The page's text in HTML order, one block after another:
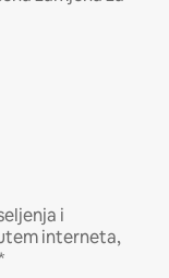
i
interneta,